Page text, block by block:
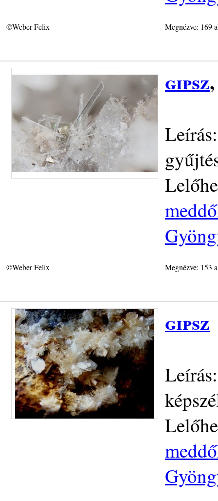
©Weber Felix Megnézve: 169
gipsz
©Weber Felix Megnézve: 153
gipsz